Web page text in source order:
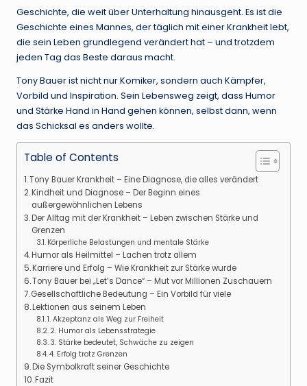
Geschichte, die weit über Unterhaltung hinausgeht. Es ist die
Geschichte eines Mannes, der täglich mit einer Krankheit lebt,
die sein Leben grundlegend verändert hat – und trotzdem
jeden Tag das Beste daraus macht.
Tony Bauer ist nicht nur Komiker, sondern auch Kämpfer,
Vorbild und Inspiration. Sein Lebensweg zeigt, dass Humor
und Stärke Hand in Hand gehen können, selbst dann, wenn
das Schicksal es anders wollte.
Table of Contents
Tony Bauer Krankheit – Eine Diagnose, die alles verändert
Kindheit und Diagnose – Der Beginn eines
außergewöhnlichen Lebens
Der Alltag mit der Krankheit – Leben zwischen Stärke und
Grenzen
Körperliche Belastungen und mentale Stärke
Humor als Heilmittel – Lachen trotz allem
Karriere und Erfolg – Wie Krankheit zur Stärke wurde
Tony Bauer bei „Let’s Dance“ – Mut vor Millionen Zuschauern
Gesellschaftliche Bedeutung – Ein Vorbild für viele
Lektionen aus seinem Leben
1. Akzeptanz als Weg zur Freiheit
2. Humor als Lebensstrategie
3. Stärke bedeutet, Schwäche zu zeigen
4. Erfolg trotz Grenzen
Die Symbolkraft seiner Geschichte
Fazit